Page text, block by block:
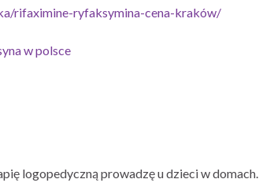
rifaximine-ryfaksymina-cena-kraków/
w polsce
logopedyczną prowadzę u dzieci w